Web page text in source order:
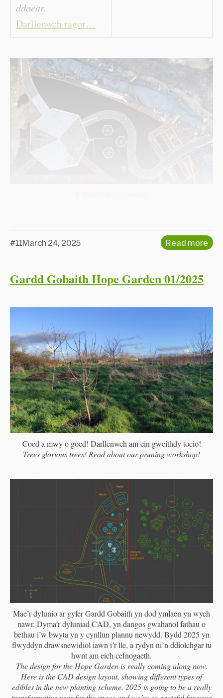
ddaear.
Darllenwch ragor…
#11March 24, 2025 Read more
Gardd Gobaith Hope Garden 01/2025
Coed a mwy o goed! Darllenwch am ein gweithdy tocio!
Trees glorious trees! Read about our pruning workshop!
Mae’r dylunio ar gyfer Gardd Gobaith yn dod ymlaen yn wych
nawr. Dyma’r dyluniad CAD, yn dangos gwahanol fathau o
bethau i’w bwyta yn y cynllun plannu newydd. Bydd 2025 yn
flwyddyn drawsnewidiol iawn i’r lle, a rydyn ni’n ddiolchgar tu
hwnt am eich cefnogaeth.
The design for the Hope Garden is really coming along now.
Here is the CAD design layout, showing different types of
edibles in the new planting scheme. 2025 is going to be a really